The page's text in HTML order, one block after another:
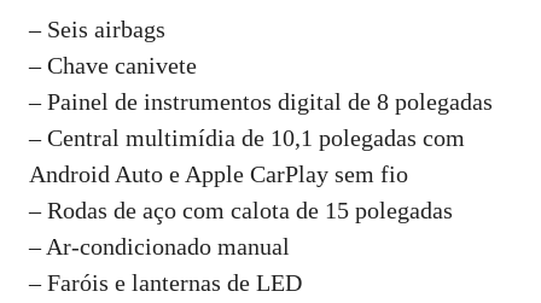
– Seis airbags
– Chave canivete
– Painel de instrumentos digital de 8 polegadas
– Central multimídia de 10,1 polegadas com
Android Auto e Apple CarPlay sem fio
– Rodas de aço com calota de 15 polegadas
– Ar-condicionado manual
– Faróis e lanternas de LED